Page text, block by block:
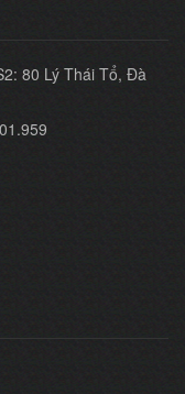
80 Lý Thái Tổ, Đà